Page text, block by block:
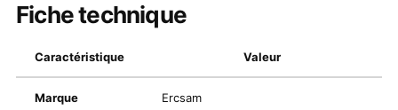
Fiche technique
Caractéristique Valeur
Marque Ercsam